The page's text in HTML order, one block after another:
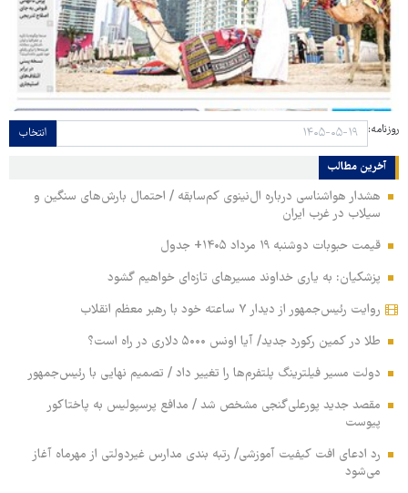
روزنامه: انتخاب
آخرین مطالب
هشدار هواشناسی درباره ال‌نینوی کم‌سابقه / احتمال بارش‌های سنگین و
سیلاب در غرب ایران
قیمت حبوبات دوشنبه ۱۹ مرداد ۱۴۰۵+ جدول
پزشکیان: به یاری خداوند مسیرهای تازه‌ای خواهیم گشود
روایت رئیس‌جمهور از دیدار ۷ ساعته خود با رهبر معظم انقلاب
طلا در کمین رکورد جدید/ آیا اونس ۵۰۰۰ دلاری در راه است؟
دولت مسیر فیلترینگ پلتفرم‌ها را تغییر داد / تصمیم نهایی با رئیس‌جمهور
مقصد جدید پورعلی‌گنجی مشخص شد / مدافع پرسپولیس به پاختاکور
پیوست
رد ادعای افت کیفیت آموزشی/ رتبه بندی مدارس غیردولتی از مهرماه آغاز
می‌شود